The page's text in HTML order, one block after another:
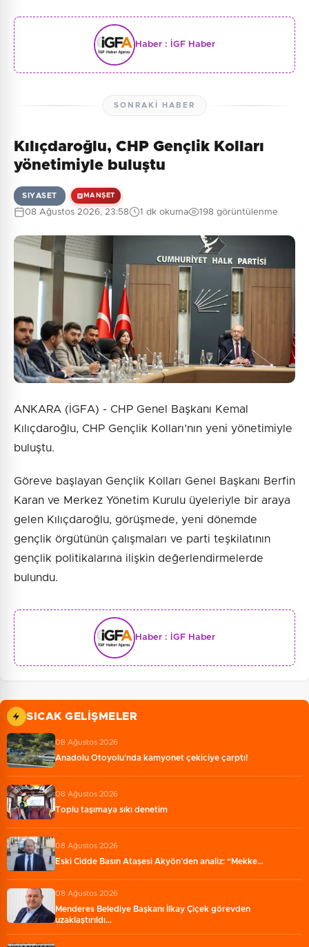
Haber : İGF Haber
SONRAKI HABER
Kılıçdaroğlu, CHP Gençlik Kolları
yönetimiyle buluştu
SIYASET MANŞET
08 Ağustos 2026, 23:58 1 dk okuma 198 görüntülenme
ANKARA (İGFA) - CHP Genel Başkanı Kemal
Kılıçdaroğlu, CHP Gençlik Kolları’nın yeni yönetimiyle
buluştu.
Göreve başlayan Gençlik Kolları Genel Başkanı Berfin
Karan ve Merkez Yönetim Kurulu üyeleriyle bir araya
gelen Kılıçdaroğlu, görüşmede, yeni dönemde
gençlik örgütünün çalışmaları ve parti teşkilatının
gençlik politikalarına ilişkin değerlendirmelerde
bulundu.
Haber : İGF Haber
SICAK GELIŞMELER
08 Ağustos 2026
Anadolu Otoyolu'nda kamyonet çekiciye çarptı!
08 Ağustos 2026
Toplu taşımaya sıkı denetim
08 Ağustos 2026
Eski Cidde Basın Ataşesi Akyön’den analiz: “Mekke…
08 Ağustos 2026
Menderes Belediye Başkanı İlkay Çiçek görevden
uzaklaştırıldı…